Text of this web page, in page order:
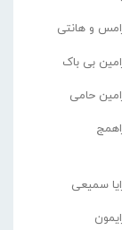
و هانتی
بی باک
حامی
سمیعی